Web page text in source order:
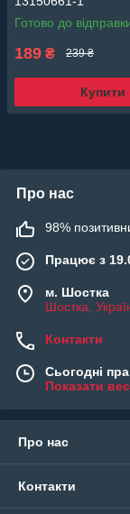
Готово до
189 ₴ 239 ₴
Купити
Про нас
98%
Працює з
м. Шостка
Шостка,
Контакти
Сьогодні
Показати
Про нас
Контакти